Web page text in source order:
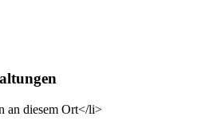
an diesem Ort</li>